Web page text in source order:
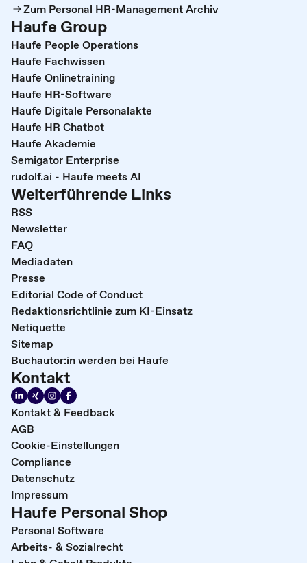
Zum Personal HR-Management Archiv
Haufe Group
Haufe People Operations
Haufe Fachwissen
Haufe Onlinetraining
Haufe HR-Software
Haufe Digitale Personalakte
Haufe HR Chatbot
Haufe Akademie
Semigator Enterprise
rudolf.ai - Haufe meets AI
Weiterführende Links
RSS
Newsletter
FAQ
Mediadaten
Presse
Editorial Code of Conduct
Redaktionsrichtlinie zum KI-Einsatz
Netiquette
Sitemap
Buchautor:in werden bei Haufe
Kontakt
Kontakt & Feedback
AGB
Cookie-Einstellungen
Compliance
Datenschutz
Impressum
Haufe Personal Shop
Personal Software
Arbeits- & Sozialrecht